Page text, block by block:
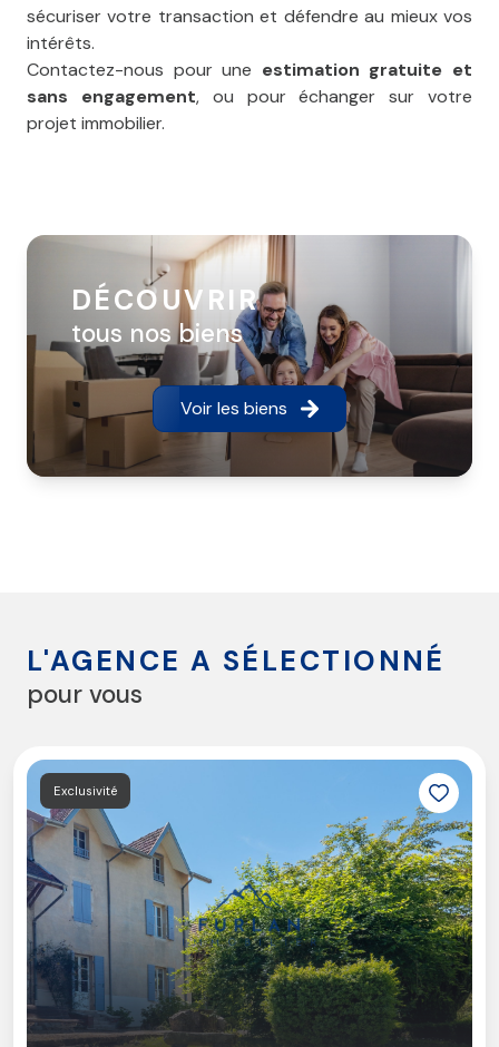
DÉCOUVRIR
tous nos biens
Voir les biens
sécuriser votre transaction et défendre au mieux vos
intérêts.
Contactez-nous pour une estimation gratuite et
sans engagement, ou pour échanger sur votre
projet immobilier.
L'AGENCE A SÉLECTIONNÉ
pour vous
Exclusivité